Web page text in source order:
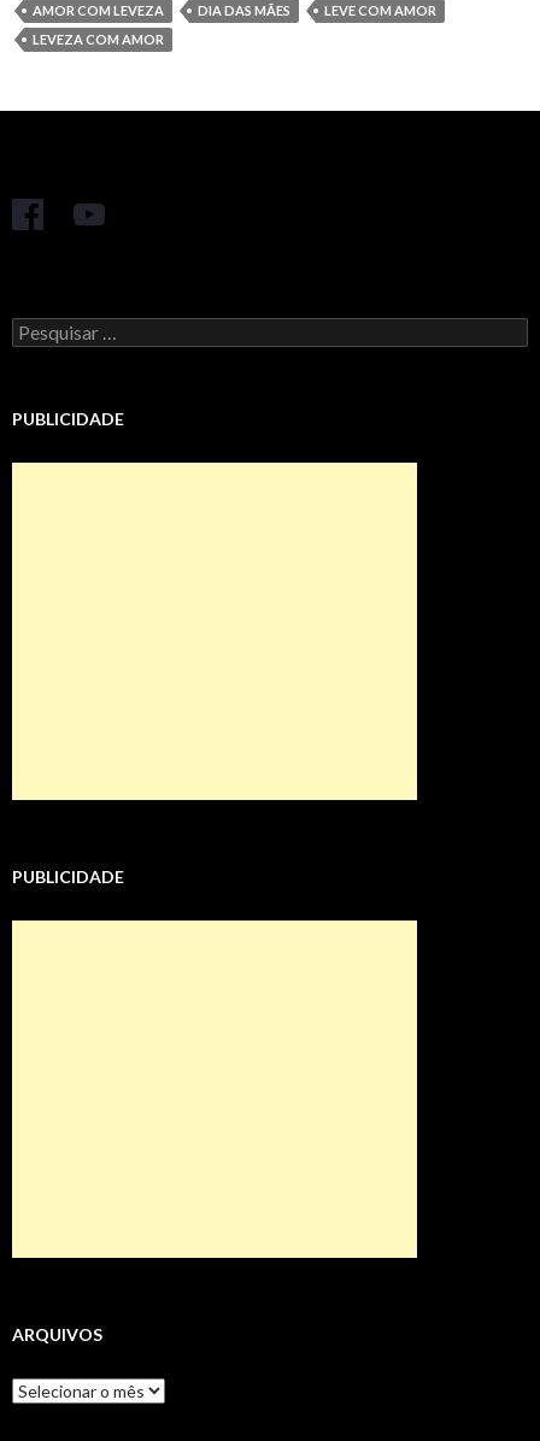
AMOR COM LEVEZA DIA DAS MÃES
LEVE COM AMOR
LEVEZA COM AMOR
Pesquisar
por:
PUBLICIDADE
PUBLICIDADE
ARQUIVOS
Arquivos